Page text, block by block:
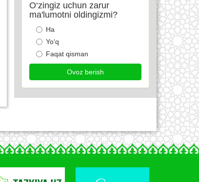
O‘zingiz uchun zarur
ma'lumotni oldingizmi?
Ha
Yo‘q
Faqat qisman